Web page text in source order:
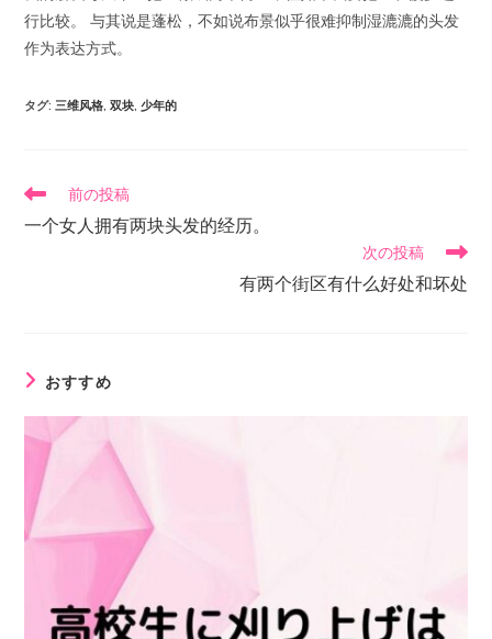
行比较。 与其说是蓬松，不如说布景似乎很难抑制湿漉漉的头发
作为表达方式。
タグ:三维风格, 双块, 少年的
前の投稿
一个女人拥有两块头发的经历。
次の投稿
有两个街区有什么好处和坏处
おすすめ